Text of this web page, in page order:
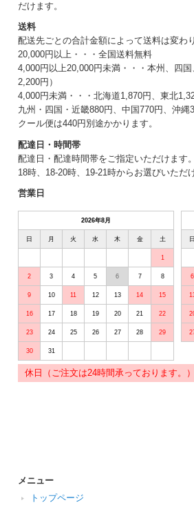
だけます。
送料
配送先ごとの合計金額によって送料は変わ
20,000円以上・・・全国送料無料
4,000円以上20,000円未満・・・本州、四
2,200円）
4,000円未満・・・北海道1,870円、東北
九州・四国・近畿880円、中国770円、沖縄
クール便は440円別途かかります。
配達日・時間帯
配達日・配達時間帯をご指定いただけます
18時、18-20時、19-21時からお選びいただ
営業日
2026年8月
日 月 火 水 木 金 土
1
2 3 4 5 6 7 8
9 10 11 12 13 14 15
16 17 18 19 20 21 22
23 24 25 26 27 28 29
30 31
日
6
休日（ご注文は24時間承っております。）
メニュー
トップページ